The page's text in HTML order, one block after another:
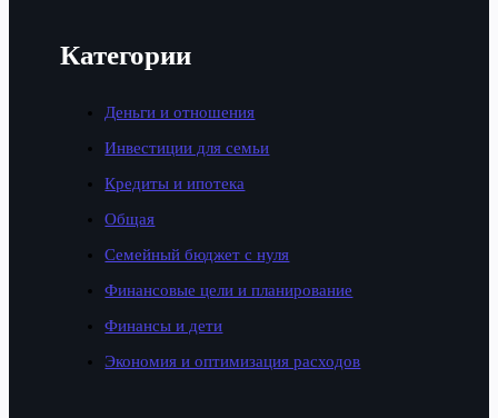
Категории
Деньги и отношения
Инвестиции для семьи
Кредиты и ипотека
Общая
Семейный бюджет с нуля
Финансовые цели и планирование
Финансы и дети
Экономия и оптимизация расходов